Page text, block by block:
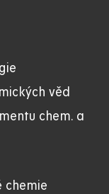
věd
chem. a
chemie